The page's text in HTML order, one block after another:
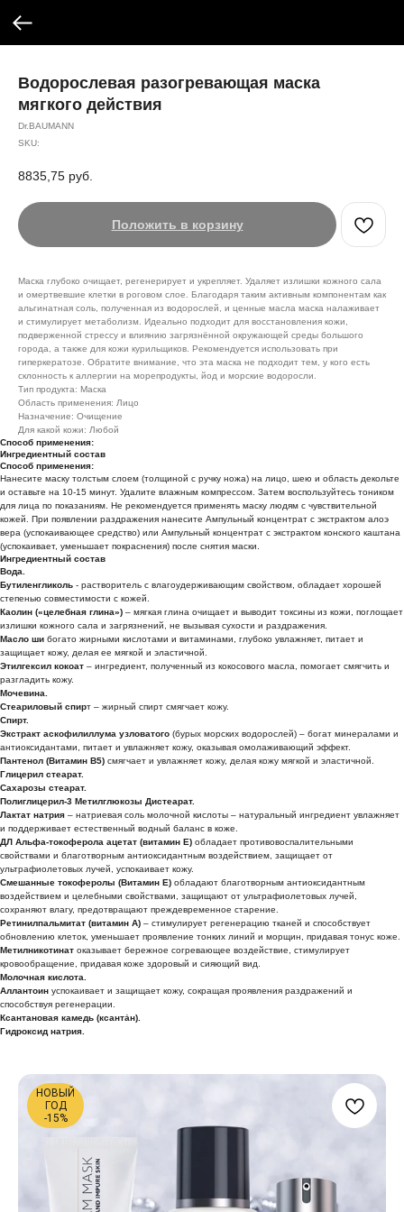
Водорослевая разогревающая маска
мягкого действия
Dr.BAUMANN
SKU:
8835,75 руб.
Положить в корзину
Маска глубоко очищает, регенерирует и укрепляет. Удаляет излишки кожного сала
и омертвевшие клетки в роговом слое. Благодаря таким активным компонентам как
альгинатная соль, полученная из водорослей, и ценные масла маска налаживает
и стимулирует метаболизм. Идеально подходит для восстановления кожи,
подверженной стрессу и влиянию загрязнённой окружающей среды большого
города, а также для кожи курильщиков. Рекомендуется использовать при
гиперкератозе. Обратите внимание, что эта маска не подходит тем, у кого есть
склонность к аллергии на морепродукты, йод и морские водоросли.
Тип продукта: Маска
Область применения: Лицо
Назначение: Очищение
Для какой кожи: Любой
Способ применения:
Ингредиентный состав
Способ применения:
Нанесите маску толстым слоем (толщиной с ручку ножа) на лицо, шею и область декольте
и оставьте на 10-15 минут. Удалите влажным компрессом. Затем воспользуйтесь тоником
для лица по показаниям. Не рекомендуется применять маску людям с чувствительной
кожей. При появлении раздражения нанесите Ампульный концентрат с экстрактом алоэ
вера (успокаивающее средство) или Ампульный концентрат с экстрактом конского каштана
(успокаивает, уменьшает покраснения) после снятия маски.
Ингредиентный состав
Вода.
Бутиленгликоль - растворитель с влагоудерживающим свойством, обладает хорошей
степенью совместимости с кожей.
Каолин («целебная глина») – мягкая глина очищает и выводит токсины из кожи, поглощает
излишки кожного сала и загрязнений, не вызывая сухости и раздражения.
Масло ши богато жирными кислотами и витаминами, глубоко увлажняет, питает и
защищает кожу, делая ее мягкой и эластичной.
Этилгексил кокоат – ингредиент, полученный из кокосового масла, помогает смягчить и
разгладить кожу.
Мочевина.
Стеариловый спирт – жирный спирт смягчает кожу.
Спирт.
Экстракт аскофилиллума узловатого (бурых морских водорослей) – богат минералами и
антиоксидантами, питает и увлажняет кожу, оказывая омолаживающий эффект.
Пантенол (Витамин B5) смягчает и увлажняет кожу, делая кожу мягкой и эластичной.
Глицерил стеарат.
Сахарозы стеарат.
Полиглицерил-3 Метилглюкозы Дистеарат.
Лактат натрия – натриевая соль молочной кислоты – натуральный ингредиент увлажняет
и поддерживает естественный водный баланс в коже.
ДЛ Альфа-токоферола ацетат (витамин Е) обладает противовоспалительными
свойствами и благотворным антиоксидантным воздействием, защищает от
ультрафиолетовых лучей, успокаивает кожу.
Смешанные токоферолы (Витамин Е) обладают благотворным антиоксидантным
воздействием и целебными свойствами, защищают от ультрафиолетовых лучей,
сохраняют влагу, предотвращают преждевременное старение.
Ретинилпальмитат (витамин А) – стимулирует регенерацию тканей и способствует
обновлению клеток, уменьшает проявление тонких линий и морщин, придавая тонус коже.
Метилникотинат оказывает бережное согревающее воздействие, стимулирует
кровообращение, придавая коже здоровый и сияющий вид.
Молочная кислота.
Аллантоин успокаивает и защищает кожу, сокращая проявления раздражений и
способствуя регенерации.
Ксантановая камедь (ксанта́н).
Гидроксид натрия.
НОВЫЙ
ГОД
-15%